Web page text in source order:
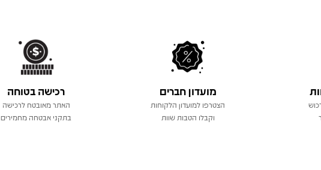
מועדון חברים
הצטרפו למועדון הלקוחות
וקבלו הטבות שוות
רכישה בטוחה
האתר מאובטח לרכישה
בתקני אבטחה מחמירים